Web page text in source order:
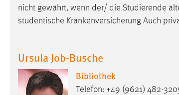
nicht gewährt, wenn der/ die Studierende
studentische Krankenversicherung Auch
Ursula Job-Busche
Bibliothek
Telefon: +49 (9621) 482-
verwendet, um personalisierte Werbung
Sie tun dies, indem sie Besucher über
Google Ads
Name: _gcl_au
Anbieter: Google Ireland Limited